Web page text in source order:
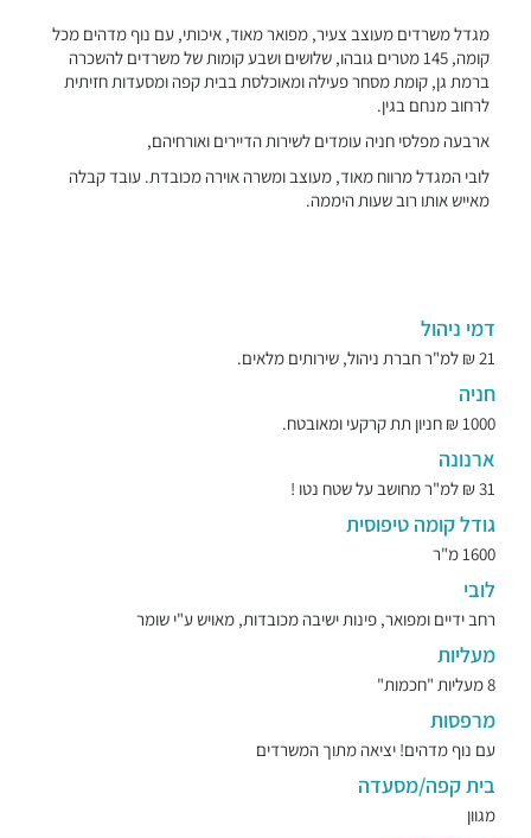
מגדל משרדים מעוצב צעיר, מפואר מאוד, איכותי, עם נוף מדהים מכל
קומה, 145 מטרים גובהו, שלושים ושבע קומות של משרדים להשכרה
ברמת גן, קומת מסחר פעילה ומאוכלסת בבית קפה ומסעדות חזיתית
לרחוב מנחם בגין.
ארבעה מפלסי חניה עומדים לשירות הדיירים ואורחיהם,
לובי המגדל מרווח מאוד, מעוצב ומשרה אוירה מכובדת. עובד קבלה
מאייש אותו רוב שעות היממה.
דמי ניהול
21 ₪ למ"ר חברת ניהול, שירותים מלאים.
חניה
1000 ₪ חניון תת קרקעי ומאובטח.
ארנונה
31 ₪ למ"ר מחושב על שטח נטו !
גודל קומה טיפוסית
1600 מ"ר
לובי
רחב ידיים ומפואר, פינות ישיבה מכובדות, מאויש ע"י שומר
מעליות
8 מעליות "חכמות"
מרפסות
עם נוף מדהים! יציאה מתוך המשרדים
בית קפה/מסעדה
מגוון